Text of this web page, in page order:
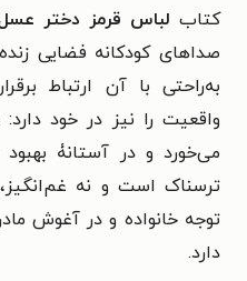
کتاب لباس قرمز دختر
صداهای کودکانه فضایی
به‌راحتی با آن ارتباط
واقعیت را نیز در خود
می‌خورد و در آستانۀ بهبود
ترسناک است و نه
توجه خانواده و در آغوش
دارد.